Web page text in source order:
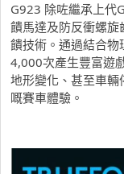
G923 除咗繼承上代
饋馬達及防反衝螺旋
饋技術。通過結合
4,000次產生豐富遊
地形變化、甚至車
嘅賽車體驗。